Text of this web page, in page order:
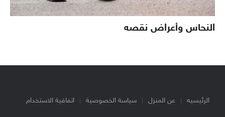
النحاس وأعراض نقصه
الرئيسيه عن المنزل سياسة الخصوصية اتفاقية الاستخدام